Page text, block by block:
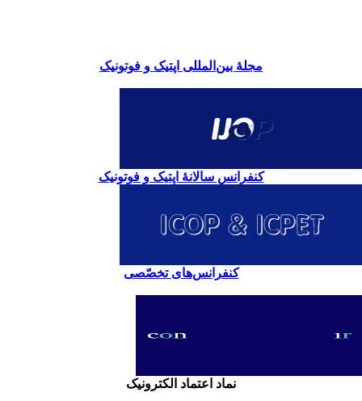
مجلۀ بین‌المللی اپتیک و فوتونیک
کنفرانس سالانۀ اپتیک و فوتونیک
کنفرانس‌های تخصّصی
نماد اعتماد الکترونیک